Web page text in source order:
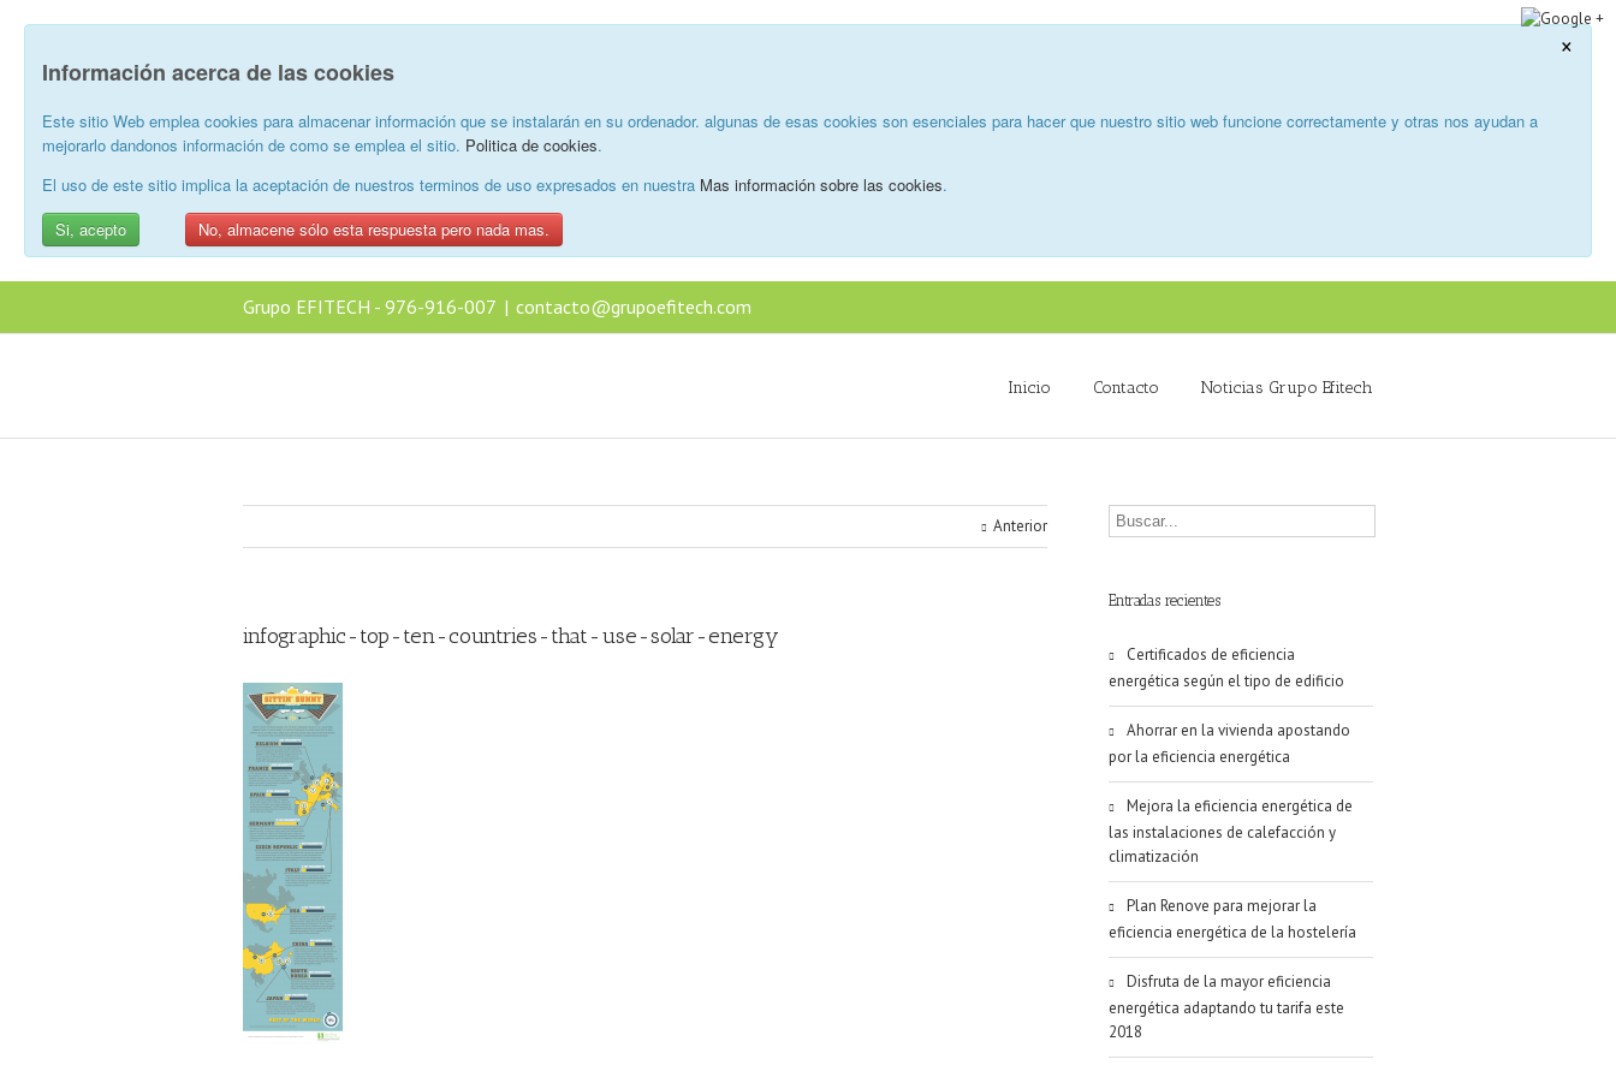
×
Información acerca de las cookies
Este sitio Web emplea cookies para almacenar información que se instalarán en su ordenador. algunas de esas cookies son esenciales para hacer que nuestro sitio web funcione correctamente y otras nos ayudan a
mejorarlo dandonos información de como se emplea el sitio. Politica de cookies.
El uso de este sitio implica la aceptación de nuestros terminos de uso expresados en nuestra Mas información sobre las cookies.
Si, acepto
No, almacene sólo esta respuesta pero nada mas.
Grupo EFITECH - 976-916-007 | contacto@grupoefitech.com
Inicio Contacto Noticias Grupo Efitech
Anterior
infographic-top-ten-countries-that-use-solar-energy
Entradas recientes
Certificados de eficiencia
energética según el tipo de edificio
Ahorrar en la vivienda apostando
por la eficiencia energética
Mejora la eficiencia energética de
las instalaciones de calefacción y
climatización
Plan Renove para mejorar la
eficiencia energética de la hostelería
Disfruta de la mayor eficiencia
energética adaptando tu tarifa este
2018